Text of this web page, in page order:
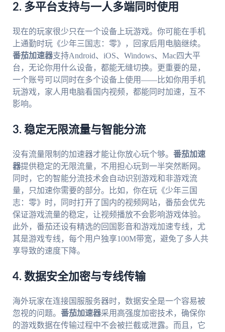
2. 多平台支持与一人多端同时使用
现在的玩家很少只在一个设备上玩游戏。你可能在手机
上通勤时玩《少年三国志：零》，回家后用电脑继续。
番茄加速器支持Android、iOS、Windows、Mac四大平
台，无论你用什么设备，都能无缝切换。更重要的是，
一个账号可以同时在多个设备上使用——比如你用手机
玩游戏，家人用电脑看国内视频，都能同时加速，互不
影响。
3. 稳定无限流量与智能分流
没有流量限制的加速器才能让你放心玩个够。 番茄加速
器提供稳定的无限流量，不用担心玩到一半突然断网。
同时，它的智能分流技术会自动识别游戏和非游戏流
量，只加速你需要的部分。比如，你在玩《少年三国
志：零》时，同时打开了国内的视频网站，番茄会优先
保证游戏流量的稳定，让视频播放不会影响游戏体验。
此外，番茄还设有精选的回国影音和游戏加速专线，尤
其是游戏专线，每个用户独享100M带宽，避免了多人共
享导致的速度下降。
4. 数据安全加密与专线传输
海外玩家在连接国服服务器时，数据安全是一个容易被
忽视的问题。 番茄加速器采用高强度加密技术，确保你
的游戏数据在传输过程中不会被拦截或泄露。而且，它